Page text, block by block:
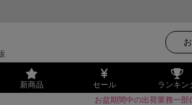
新商品 セール ランキン
お盆期間中の出荷業務一部